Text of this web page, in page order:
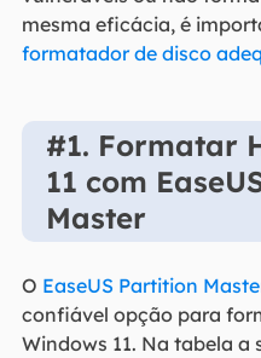
mesma eficácia, é
formatador de disco
#1. Formatar
11 com
Master
O EaseUS Partition
confiável opção para
Windows 11. Na tabela a